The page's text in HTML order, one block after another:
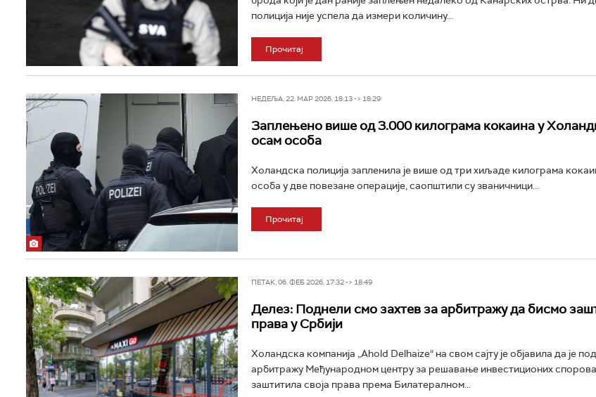
полиција није успела да измери количину...
Прочитај
НЕДЕЉА, 22. МАР 2026, 18:13 -> 18:29
Заплењено више од 3.000 килограма кокаина у
осам особа
Холандска полиција запленила је више од три хиљаде килограма
особа у две повезане операције, саопштили су званичници...
Прочитај
ПЕТАК, 06. ФЕБ 2026, 17:32 -> 18:49
Делез: Поднели смо захтев за арбитражу да бисмо
права у Србији
Холандска компанија „Ahold Delhaize“ на свом сајту је објавила да је
арбитражу Међународном центру за решавање инвестиционих спорова
заштитила своја права према Билатералном...